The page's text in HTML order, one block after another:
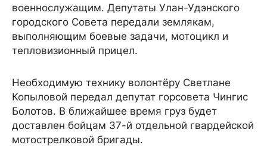
военнослужащим. Депутаты Улан-Удэнского
городского Совета передали землякам,
выполняющим боевые задачи, мотоцикл и
тепловизионный прицел.
Необходимую технику волонтёру Светлане
Копыловой передал депутат горсовета Чингис
Болотов. В ближайшее время груз будет
доставлен бойцам 37-й отдельной гвардейской
мотострелковой бригады.